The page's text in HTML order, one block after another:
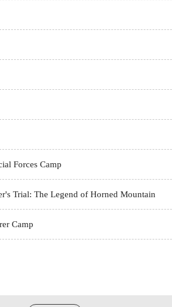
Forces Camp
Trial: The Legend of Horned Mountain
Camp